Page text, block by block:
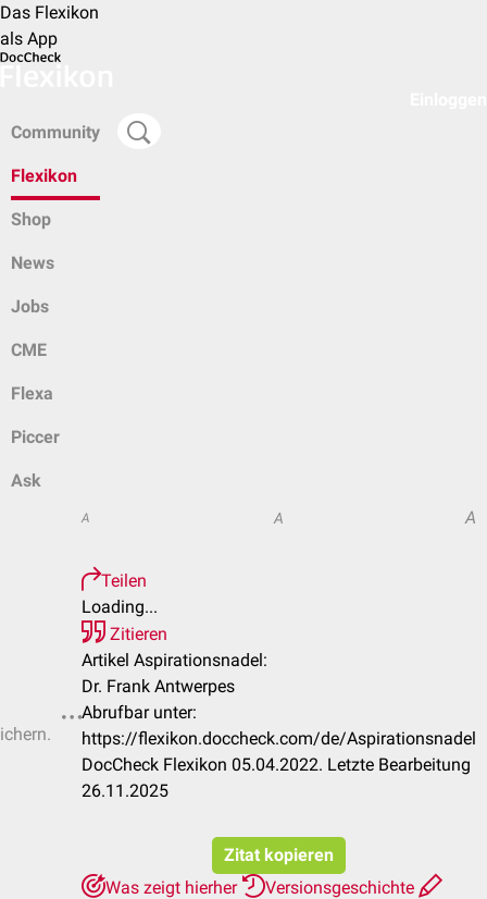
Das Flexikon
als App
Community
Flexikon
Shop
News
Jobs
CME
Flexa
Piccer
Ask
A A A
Teilen
Loading...
Zitieren
Artikel Aspirationsnadel:
Dr. Frank Antwerpes
Abrufbar unter:
https://flexikon.doccheck.com/de/Aspirationsnadel
DocCheck Flexikon 05.04.2022. Letzte Bearbeitung
26.11.2025
Zitat kopieren
Was zeigt hierher
Versionsgeschichte